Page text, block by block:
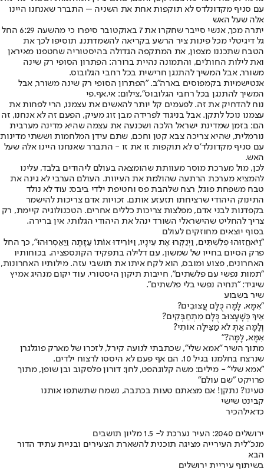
עם סניף מקדונלדס לא תוקפות אחת את השניה – התברר שאנחנו היינו
אלה שעל האש
יתרה מכך, אנשי סייבר שחקרו את 7 באוקטובר סיפרו כי מהשעה 6:29 החל
גל דיגיטלי מכל פינות ציר הרשע בקריאה להשמדתנו. תוסיפו לכך את
הטבח שתכננו מצפון, את המתקפה הגדולה בהיסטוריה שחטפנו מאיראן
ואת לילות החות'ים, והתמונה נהיית ברורה: הפתרון הסופי רק שינה
משורר, אבל המשיך להתנגן חרישית בכל רחבי הגלובוס.
אנטישמיות בקמפוסים בארה"ב. "הפתרון הסופי רק שינה משורר, אבל
המשיך להתנגן בכל רחבי הגלובוס",צילום: אי.אף.פי
נוח להדחיק את זה. לפעמים קל יותר להאשים את עצמנו, הרי לפחות את
עצמנו נוכל לתקן. אבל בניגוד לפרידה מבן זוג מעיק, הפעם זה לא אנחנו, זה
הם: בזמן שמדינת ישראל הלכה ושכנעה את עצמה שהיא מדינה מערבית
נורמלית, שהיא צריכה צבא קטן וחכם, שתם עידן המלחמות וששתי מדינות
עם סניף מקדונלד'ס לא תוקפות זו את זו - התברר שאנחנו היינו אלה שעל
האש.
לכן, מול מערכת מוסר מעוותת שהומצאה בעולם ליהודים בלבד, עלינו
להמציא מערכת הרתעה שהולמת את העיוות. העולם הערבי לא גינה את
טבח משפחת פוגל, רצח שלהבת פס וחטיפת ילדי ביבס: עוד לא נולד
התינוק היהודי שרציחתו תזעזע אותם. זכויות אדם צריכות להישמר
בקפדנות לבני אדם, מפלצות צריכות כללים אחרים. הטכנולוגיה קיימת, רק
צריך להחליט שהישראלי השורד ינהל את היהודי הגלותי. אין ברירה.
בסוף יוצאים מחוזקים לעולם
"וַיֹּאחֲזוּהוּ פְלִשְׁתִּים, וַיְנַקְּרוּ אֶת עֵינָיו, וַיּוֹרִידוּ אוֹתוֹ עַזָּתָה וַיַּאַסְרוּהוּ", כך החל
פרק הסיום בחייו של שמשון, עם דלילה בתפקיד הקונספציה. בכוחותיו
האחרונים, פצוע ומובס, הוא לקח איתו את תושבי עזה. מילותיו האחרונות,
"תמות נפשי עם פלשתים", חייבות תיקון היסטורי. עוד יקום מנהיג אמיץ
שיגיד: "תחיה נפשי בלי פלשתים".
שיר בשבוע
"אִמָּא, לָמָּה כֻּלָּם עֲצוּבִים?
אֵיךְ כְּשָׁעָצוּב כֻּלָּם מִתְחַבְּקִים?
וְלָמָּה אַתְּ לֹא מַצִּילָה אוֹתִי?
אִמָּא, לָמָּה?"
מתוך השיר "אמא שלי", שכתבתי לנועה קירל, לזכרו של מארק פוגלגרן
שנרצח בחלמנו בגיל 10. הם אף פעם לא היססו לרצוח ילדים.
"אמא שלי" - מילים: משה קלוגהפט, לחן: דורון פלסקוב ובן שופן, מתוך
פרויקט "שם עולם"
טעינו? נתקן! אם מצאתם טעות בכתבה, נשמח שתשתפו אותנו
קבינט שישי
כדאילהכיר
ירושלים 2040: העיר נערכת ל- 1.5 מליון תושבים
מנכ"לית העירייה מציגה תוכנית להשארת הצעירים ובניית עתיד הדור
הבא
בשיתוף עיריית ירושלים